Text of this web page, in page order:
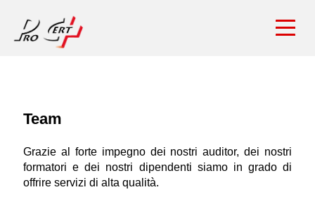
Team
Grazie al forte impegno dei nostri auditor, dei nostri
formatori e dei nostri dipendenti siamo in grado di
offrire servizi di alta qualità.